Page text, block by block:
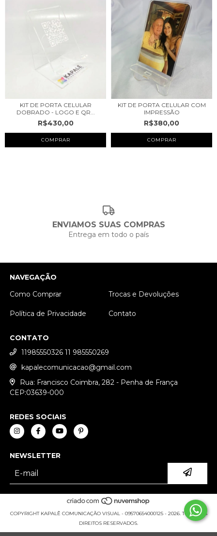
KIT DE PORTA CELULAR
DOBRADO - LOGO E QR...
R$430,00
COMPRAR
KIT DE PORTA CELULAR COM
IMPRESSÃO
R$380,00
COMPRAR
ENVIAMOS SUAS COMPRAS
Entrega em todo o país
NAVEGAÇÃO
Como Comprar
Trocas e Devoluções
Política de Privacidade Contato
CONTATO
11985550326 11 985550269
kapalecomunicacao@gmail.com
Rua: Francisco Coimbra, 282 - Penha de França
CEP:03639-000
REDES SOCIAIS
NEWSLETTER
COPYRIGHT KAPALÊ COMUNICAÇÃO VISUAL - 09570654000125 - 2026. TODOS OS
DIREITOS RESERVADOS.